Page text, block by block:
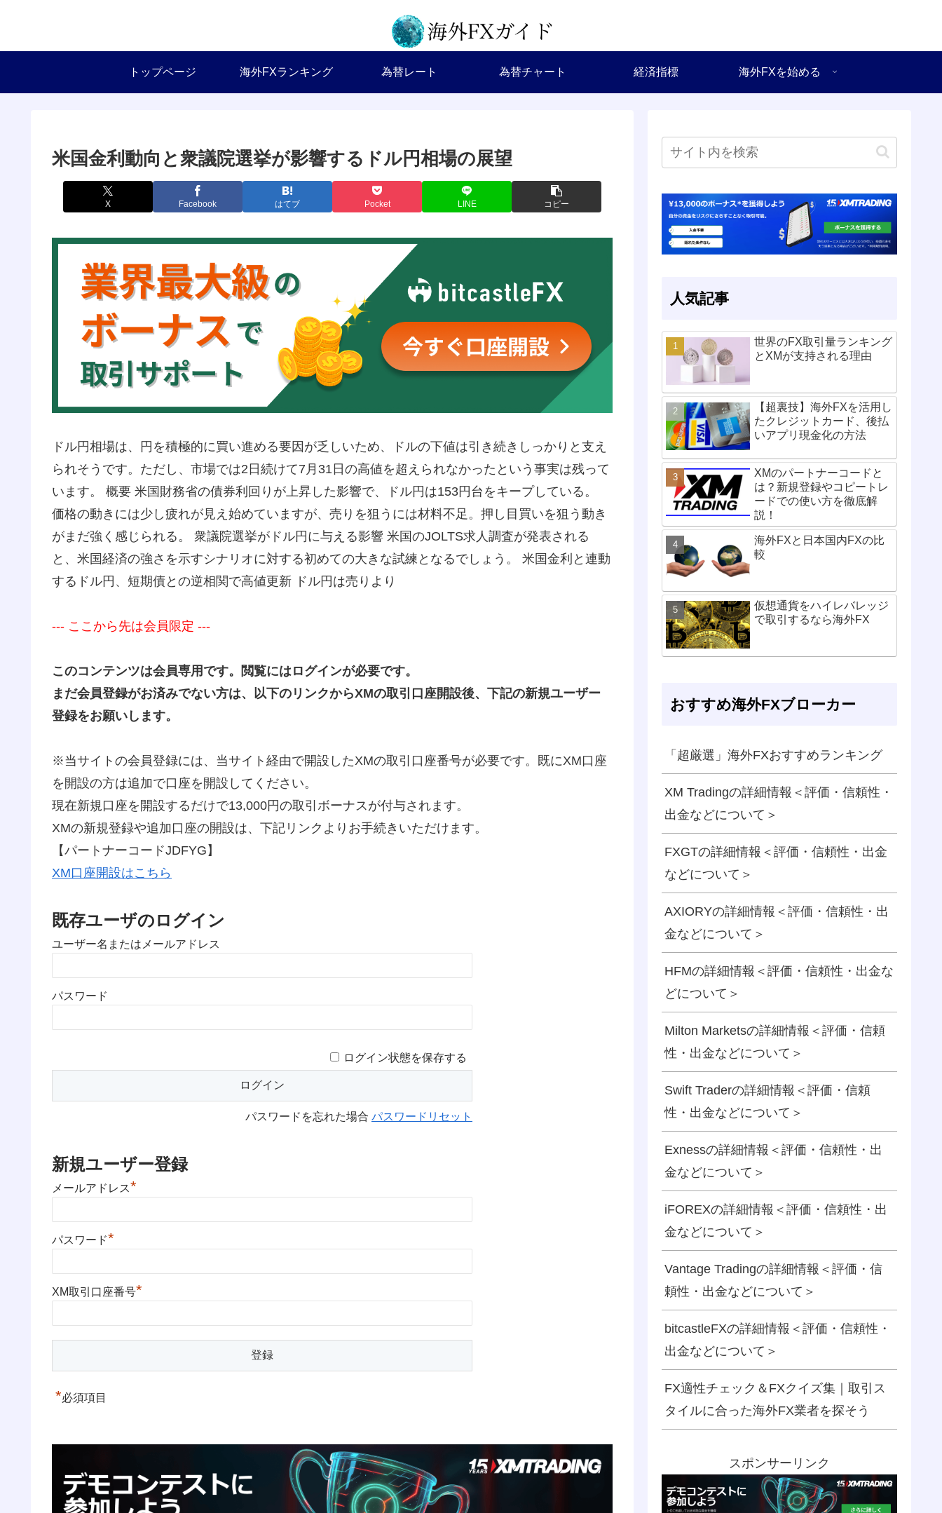
トップページ 海外FXランキング 為替レート 為替チャート 経済指標 海外FXを始める
米国金利動向と衆議院選挙が影響するドル円相場の展望
X Facebook はてブ Pocket LINE コピー
ドル円相場は、円を積極的に買い進める要因が乏しいため、ドルの下値は引き続きしっかりと支え
られそうです。ただし、市場では2日続けて7月31日の高値を超えられなかったという事実は残って
います。 概要 米国財務省の債券利回りが上昇した影響で、ドル円は153円台をキープしている。
価格の動きには少し疲れが見え始めていますが、売りを狙うには材料不足。押し目買いを狙う動き
がまだ強く感じられる。 衆議院選挙がドル円に与える影響 米国のJOLTS求人調査が発表される
と、米国経済の強さを示すシナリオに対する初めての大きな試練となるでしょう。 米国金利と連動
するドル円、短期債との逆相関で高値更新 ドル円は売りより
--- ここから先は会員限定 ---
このコンテンツは会員専用です。閲覧にはログインが必要です。
まだ会員登録がお済みでない方は、以下のリンクからXMの取引口座開設後、下記の新規ユーザー
登録をお願いします。
※当サイトの会員登録には、当サイト経由で開設したXMの取引口座番号が必要です。既にXM口座
を開設の方は追加で口座を開設してください。
現在新規口座を開設するだけで13,000円の取引ボーナスが付与されます。
XMの新規登録や追加口座の開設は、下記リンクよりお手続きいただけます。
【パートナーコードJDFYG】
XM口座開設はこちら
既存ユーザのログイン
ユーザー名またはメールアドレス
パスワード
ログイン状態を保存する
パスワードを忘れた場合 パスワードリセット
新規ユーザー登録
メールアドレス*
パスワード*
XM取引口座番号*
*必須項目
人気記事
世界のFX取引量ランキング
とXMが支持される理由
【超裏技】海外FXを活用し
たクレジットカード、後払
いアプリ現金化の方法
XMのパートナーコードと
は？新規登録やコピートレ
ードでの使い方を徹底解
説！
海外FXと日本国内FXの比
較
仮想通貨をハイレバレッジ
で取引するなら海外FX
おすすめ海外FXブローカー
「超厳選」海外FXおすすめランキング
XM Tradingの詳細情報＜評価・信頼性・
出金などについて＞
FXGTの詳細情報＜評価・信頼性・出金
などについて＞
AXIORYの詳細情報＜評価・信頼性・出
金などについて＞
HFMの詳細情報＜評価・信頼性・出金な
どについて＞
Milton Marketsの詳細情報＜評価・信頼
性・出金などについて＞
Swift Traderの詳細情報＜評価・信頼
性・出金などについて＞
Exnessの詳細情報＜評価・信頼性・出
金などについて＞
iFOREXの詳細情報＜評価・信頼性・出
金などについて＞
Vantage Tradingの詳細情報＜評価・信
頼性・出金などについて＞
bitcastleFXの詳細情報＜評価・信頼性・
出金などについて＞
FX適性チェック＆FXクイズ集｜取引ス
タイルに合った海外FX業者を探そう
スポンサーリンク